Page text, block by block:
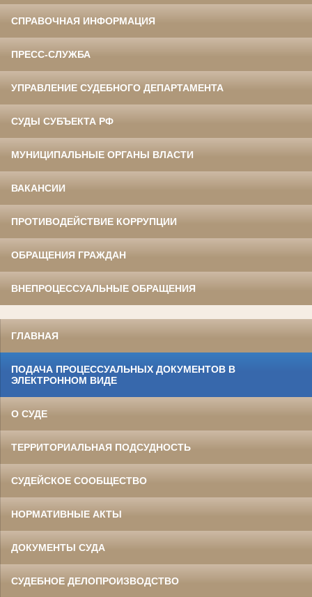
СПРАВОЧНАЯ ИНФОРМАЦИЯ
ПРЕСС-СЛУЖБА
УПРАВЛЕНИЕ СУДЕБНОГО ДЕПАРТАМЕНТА
СУДЫ СУБЪЕКТА РФ
МУНИЦИПАЛЬНЫЕ ОРГАНЫ ВЛАСТИ
ВАКАНСИИ
ПРОТИВОДЕЙСТВИЕ КОРРУПЦИИ
ОБРАЩЕНИЯ ГРАЖДАН
ВНЕПРОЦЕССУАЛЬНЫЕ ОБРАЩЕНИЯ
ГЛАВНАЯ
ПОДАЧА ПРОЦЕССУАЛЬНЫХ ДОКУМЕНТОВ В
ЭЛЕКТРОННОМ ВИДЕ
О СУДЕ
ТЕРРИТОРИАЛЬНАЯ ПОДСУДНОСТЬ
СУДЕЙСКОЕ СООБЩЕСТВО
НОРМАТИВНЫЕ АКТЫ
ДОКУМЕНТЫ СУДА
СУДЕБНОЕ ДЕЛОПРОИЗВОДСТВО